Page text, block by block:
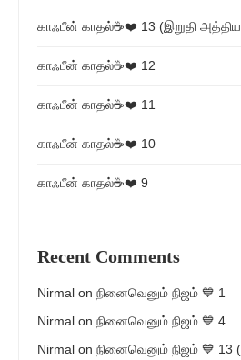
காஃபீன் காதல்☕❤️ 13 (இறுதி
காஃபீன் காதல்☕❤️ 12
காஃபீன் காதல்☕❤️ 11
காஃபீன் காதல்☕❤️ 10
காஃபீன் காதல்☕❤️ 9
Recent Comments
Nirmal on நினைவெனும் நிஜம் 💙 1
Nirmal on நினைவெனும் நிஜம் 💙 4
Nirmal on நினைவெனும் நிஜம் 💙 13